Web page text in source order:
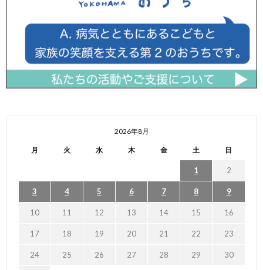
2026年8月
月 火 水 木 金 土 日
1 2
3 4 5 6 7 8 9
10 11 12 13 14 15 16
17 18 19 20 21 22 23
24 25 26 27 28 29 30